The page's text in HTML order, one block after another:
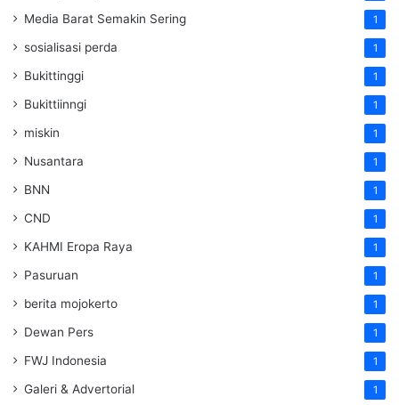
Media Barat Semakin Sering 1
sosialisasi perda 1
Bukittinggi 1
Bukittiinngi 1
miskin 1
Nusantara 1
BNN 1
CND 1
KAHMI Eropa Raya 1
Pasuruan 1
berita mojokerto 1
Dewan Pers 1
FWJ Indonesia 1
Galeri & Advertorial 1